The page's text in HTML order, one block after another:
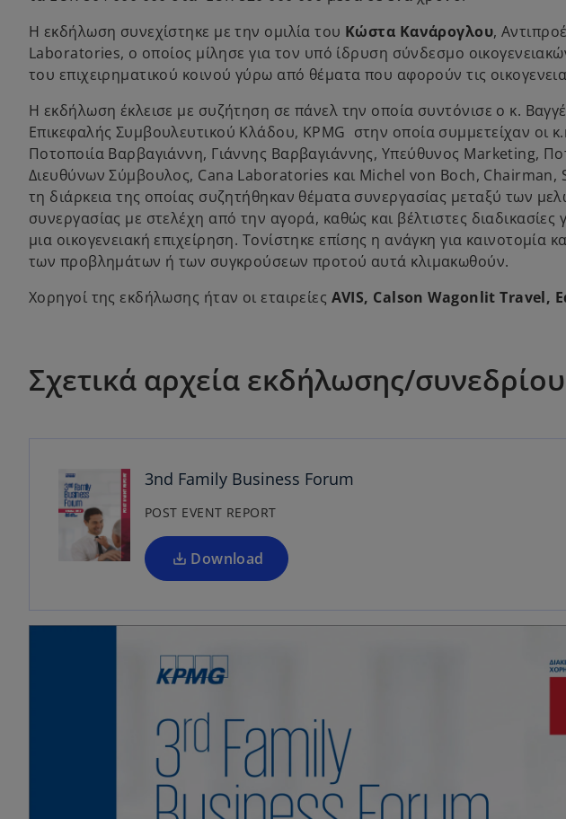
Η εκδήλωση συνεχίστηκε με την ομιλία του Κώστα Κανάρογλου,
Laboratories, ο οποίος μίλησε για τον υπό ίδρυση σύνδεσμο
του επιχειρηματικού κοινού γύρω από θέματα που αφορούν τις
Η εκδήλωση έκλεισε με συζήτηση σε πάνελ την οποία συντόνισε ο κ.
Επικεφαλής Συμβουλευτικού Κλάδου, KPMG στην οποία συμμετείχαν οι
Ποτοποιία Βαρβαγιάννη, Γιάννης Βαρβαγιάννης, Υπεύθυνος Marketing,
Διευθύνων Σύμβουλος, Cana Laboratories και Michel von Boch,
τη διάρκεια της οποίας συζητήθηκαν θέματα συνεργασίας μεταξύ των
συνεργασίας με στελέχη από την αγορά, καθώς και βέλτιστες
μια οικογενειακή επιχείρηση. Τονίστηκε επίσης η ανάγκη για καινοτομία
των προβλημάτων ή των συγκρούσεων προτού αυτά κλιμακωθούν.
Χορηγοί της εκδήλωσης ήταν οι εταιρείες AVIS, Calson Wagonlit Travel,
Σχετικά αρχεία εκδήλωσης/συνεδρίου
3nd Family Business Forum
POST EVENT REPORT
Download
n
s
i
n
a
n
w
a
b